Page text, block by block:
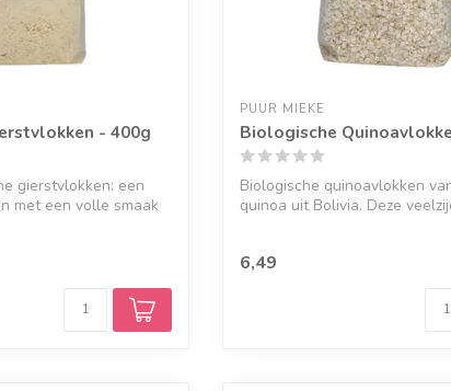
- 400g
gierstvlokken: een
met een volle smaak
PUUR MIEKE
Biologische
Biologische quinoavlokken
quinoa uit Bolivia. Deze
6,49